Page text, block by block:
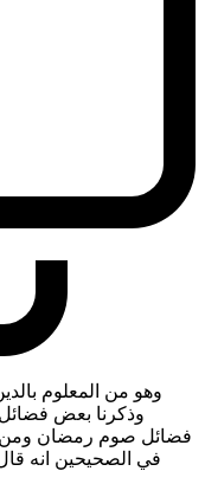
وهو من المعلوم
وذكرنا بعض
فضائل صوم رمضان ومن
في الصحيحين انه